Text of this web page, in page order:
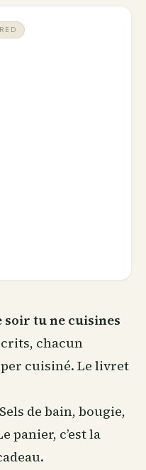
soir tu ne cuisines
chacun
cuisiné. Le livret
Sels de bain, bougie,
panier, c’est la